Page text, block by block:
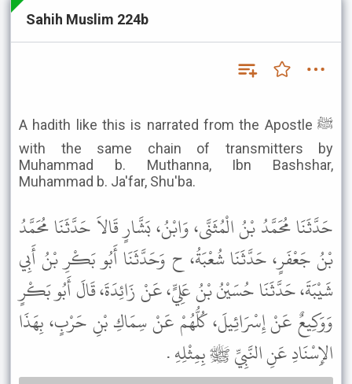
Sahih Muslim 224b
A hadith like this is narrated from the Apostle ﷺ
with the same chain of transmitters by
Muhammad b. Muthanna, Ibn Bashshar,
Muhammad b. Ja'far, Shu'ba.
حَدَّثَنَا مُحَمَّدُ بْنُ الْمُثَنَّى، وَابْنُ، بَشَّارٍ قَالاَ حَدَّثَنَا مُحَمَّدُ
بْنُ جَعْفَرٍ، حَدَّثَنَا شُعْبَةُ، ح وَحَدَّثَنَا أَبُو بَكْرِ بْنُ أَبِي
شَيْبَةَ، حَدَّثَنَا حُسَيْنُ بْنُ عَلِيٍّ، عَنْ زَائِدَةَ، قَالَ أَبُو بَكْرٍ
وَوَكِيعٌ عَنْ إِسْرَائِيلَ، كُلُّهُمْ عَنْ سِمَاكِ بْنِ حَرْبٍ، بِهَذَا
الإِسْنَادِ عَنِ النَّبِيِّ ﷺ بِمِثْلِهِ .